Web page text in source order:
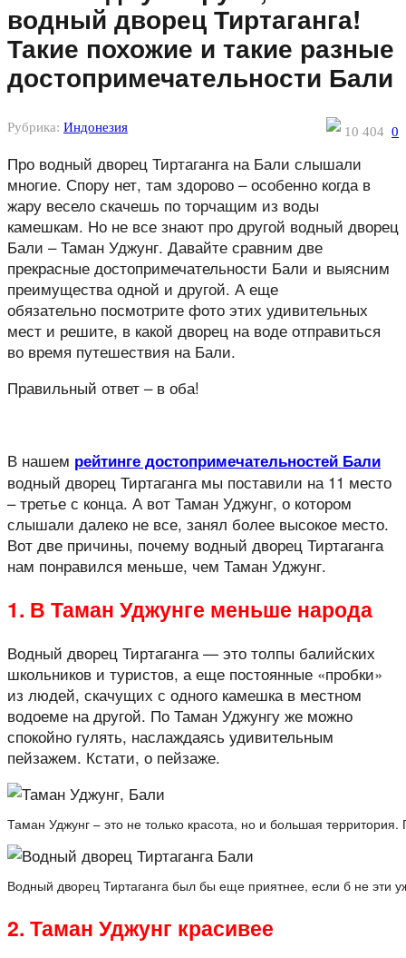
водный дворец Тиртаганга!
Такие похожие и такие разные
достопримечательности Бали
Рубрика: Индонезия 10 404 0
Про водный дворец Тиртаганга на Бали слышали
многие. Спору нет, там здорово – особенно когда в
жару весело скачешь по торчащим из воды
камешкам. Но не все знают про другой водный дворец
Бали – Таман Уджунг. Давайте сравним две
прекрасные достопримечательности Бали и выясним
преимущества одной и другой. А еще
обязательно посмотрите фото этих удивительных
мест и решите, в какой дворец на воде отправиться
во время путешествия на Бали.
Правильный ответ – в оба!
В нашем рейтинге достопримечательностей Бали
водный дворец Тиртаганга мы поставили на 11 место
– третье с конца. А вот Таман Уджунг, о котором
слышали далеко не все, занял более высокое место.
Вот две причины, почему водный дворец Тиртаганга
нам понравился меньше, чем Таман Уджунг.
1. В Таман Уджунге меньше народа
Водный дворец Тиртаганга — это толпы балийских
школьников и туристов, а еще постоянные «пробки»
из людей, скачущих с одного камешка в местном
водоеме на другой. По Таман Уджунгу же можно
спокойно гулять, наслаждаясь удивительным
пейзажем. Кстати, о пейзаже.
Таман Уджунг – это не только красота, но и большая
Водный дворец Тиртаганга был бы еще приятнее, если б не эти
2. Таман Уджунг красивее